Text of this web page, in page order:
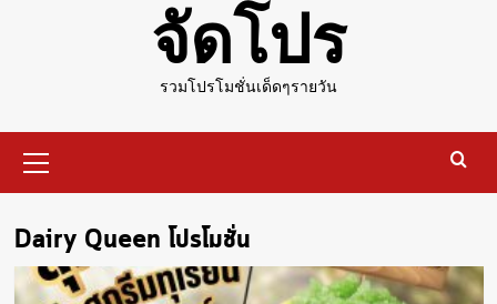
จัดโปร
รวมโปรโมชั่นเด็ดๆรายวัน
Menu
Dairy Queen โปรโมชั่น